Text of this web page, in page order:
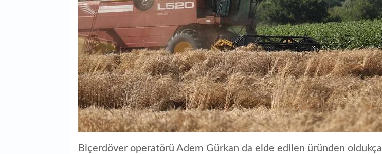
Biçerdöver operatörü Adem Gürkan da elde edilen üründen oldukça